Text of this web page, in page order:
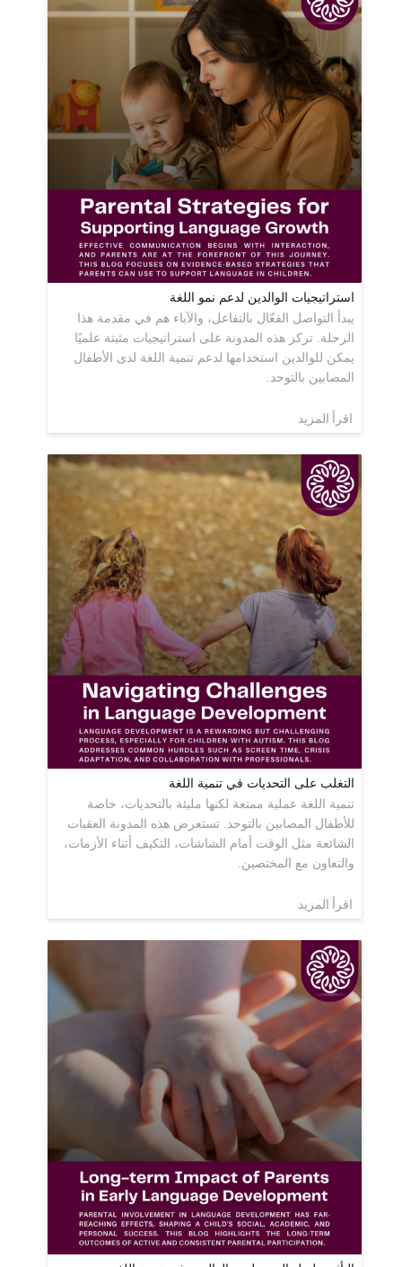
استراتيجيات الوالدين لدعم نمو اللغة
يبدأ التواصل الفعّال بالتفاعل، والآباء هم في مقدمة هذا
الرحلة. تركز هذه المدونة على استراتيجيات مثبتة علميًا
يمكن للوالدين استخدامها لدعم تنمية اللغة لدى الأطفال
المصابين بالتوحد.
اقرأ المزيد
التغلب على التحديات في تنمية اللغة
تنمية اللغة عملية ممتعة لكنها مليئة بالتحديات، خاصة
للأطفال المصابين بالتوحد. تستعرض هذه المدونة العقبات
الشائعة مثل الوقت أمام الشاشات، التكيف أثناء الأزمات،
والتعاون مع المختصين.
اقرأ المزيد